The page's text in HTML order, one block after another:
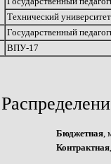
Технический университет
Государственный
ВПУ-17
Расп
Бюджетная,
Контрактная